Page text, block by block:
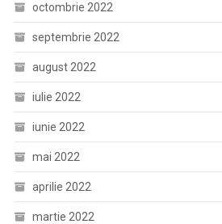
octombrie 2022
septembrie 2022
august 2022
iulie 2022
iunie 2022
mai 2022
aprilie 2022
martie 2022